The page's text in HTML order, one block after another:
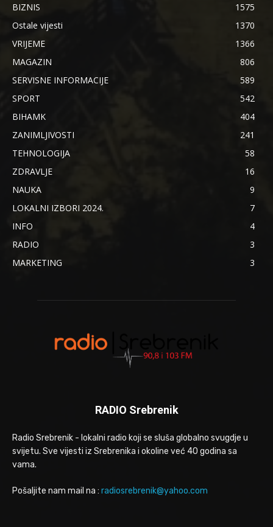
BIZNIS
1575
Ostale vijesti
1370
VRIJEME
1366
MAGAZIN
806
SERVISNE INFORMACIJE
589
SPORT
542
BIHAMK
404
ZANIMLJIVOSTI
241
TEHNOLOGIJA
58
ZDRAVLJE
16
NAUKA
9
LOKALNI IZBORI 2024.
7
INFO
4
RADIO
3
MARKETING
3
RADIO Srebrenik
Radio Srebrenik - lokalni radio koji se sluša globalno svugdje u
svijetu. Sve vijesti iz Srebrenika i okoline već 40 godina sa
vama.
Pošaljite nam mail na : radiosrebrenik@yahoo.com